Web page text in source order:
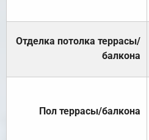
Отделка потолка террасы/
балкона
Пол террасы/балкона